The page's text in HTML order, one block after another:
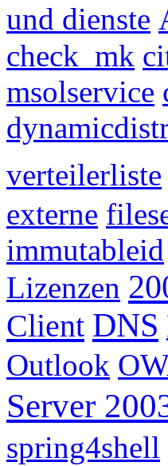
und dienste
check_mk
msolservice
verteilerliste
externe
immutableid
Lizenzen
Client DNS
Outlook
Server
spring4shell